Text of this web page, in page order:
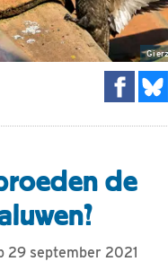
de
29 september 2021